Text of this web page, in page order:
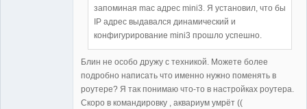
запоминая mac адрес mini3. Я установил, что бы
IP адрес выдавался динамический и
конфигурирование mini3 прошло успешно.
Блин не особо дружу с техникой. Можете более
подробно написать что именно нужно поменять в
роутере? Я так понимаю что-то в настройках роутера.
Скоро в командировку , аквариум умрёт ((